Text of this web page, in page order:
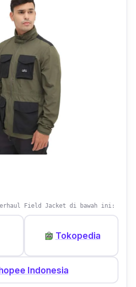
utamanya terbuat dari
jaket bersifat
dan kuat.
jaket ini dalam waktu
akan rusak karena
tidak mudah robek. Soal
Pastinya tidak sampai
kamu karena Eiger
lokal Indonesia.
Field Jacket di bawah ini:
Tokopedia
Indonesia